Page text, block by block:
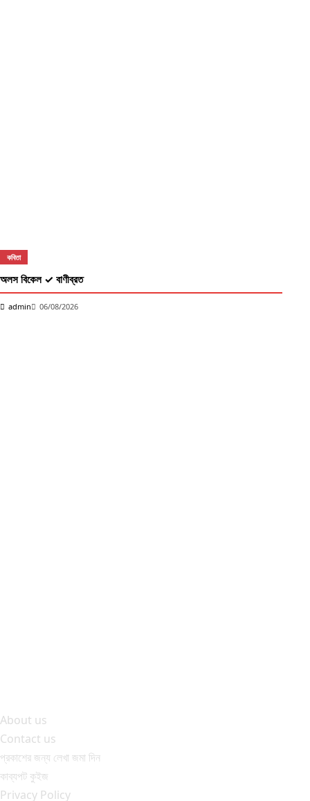
কবিতা
অলস বিকেল ✓ বাণীব্রত
admin 06/08/2026
About us
Contact us
প্রকাশের জন্য লেখা জমা দিন
কাব্যপট কুইজ
Privacy Policy